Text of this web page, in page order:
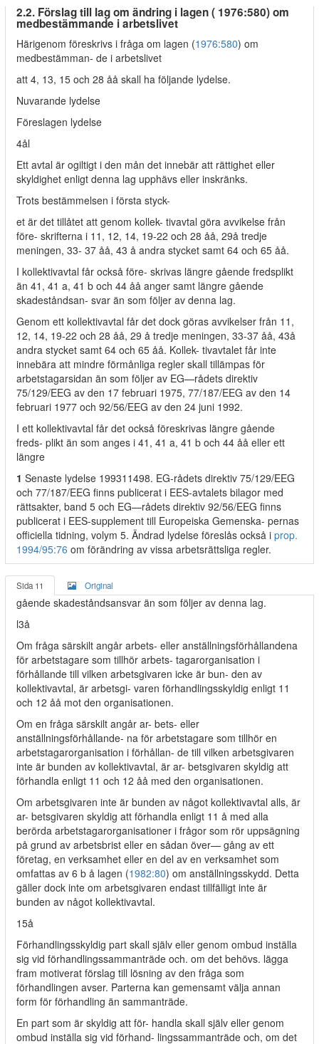
2.2. Förslag till lag om ändring i lagen ( 1976:580) om
medbestämmande i arbetslivet
Härigenom föreskrivs i fråga om lagen (1976:580) om
medbestämman- de i arbetslivet
att 4, 13, 15 och 28 åå skall ha följande lydelse.
Nuvarande lydelse
Föreslagen lydelse
4ål
Ett avtal är ogiltigt i den mån det innebär att rättighet eller
skyldighet enligt denna lag upphävs eller inskränks.
Trots bestämmelsen i första styck-
et är det tillåtet att genom kollek- tivavtal göra avvikelse från
före- skrifterna i 11, 12, 14, 19-22 och 28 åå, 29å tredje
meningen, 33- 37 åå, 43 å andra stycket samt 64 och 65 åå.
I kollektivavtal får också före- skrivas längre gående fredsplikt
än 41, 41 a, 41 b och 44 åå anger samt längre gående
skadeståndsan- svar än som följer av denna lag.
Genom ett kollektivavtal får det dock göras avvikelser från 11,
12, 14, 19-22 och 28 åå, 29 å tredje meningen, 33-37 åå, 43å
andra stycket samt 64 och 65 åå. Kollek- tivavtalet får inte
innebära att mindre förmånliga regler skall tillämpas för
arbetstagarsidan än som följer av EG—rådets direktiv
75/129/EEG av den 17 februari 1975, 77/187/EEG av den 14
februari 1977 och 92/56/EEG av den 24 juni 1992.
I ett kollektivavtal får det också föreskrivas längre gående
freds- plikt än som anges i 41, 41 a, 41 b och 44 åå eller ett
längre
1 Senaste lydelse 199311498. EG-rådets direktiv 75/129/EEG
och 77/187/EEG finns publicerat i EES-avtalets bilagor med
rättsakter, band 5 och EG—rådets direktiv 92/56/EEG finns
publicerat i EES-supplement till Europeiska Gemenska- pernas
officiella tidning, volym 5. Ändrad lydelse föreslås också i prop.
1994/95:76 om förändring av vissa arbetsrättsliga regler.
Sida 11 Original
gående skadeståndsansvar än som följer av denna lag.
l3å
Om fråga särskilt angår arbets- eller anställningsförhållandena
för arbetstagare som tillhör arbets- tagarorganisation i
förhållande till vilken arbetsgivaren icke är bun- den av
kollektivavtal, är arbetsgi- varen förhandlingsskyldig enligt 11
och 12 åå mot den organisationen.
Om en fråga särskilt angår ar- bets- eller
anställningsförhållande- na för arbetstagare som tillhör en
arbetstagarorganisation i förhållan- de till vilken arbetsgivaren
inte är bunden av kollektivavtal, är ar- betsgivaren skyldig att
förhandla enligt 11 och 12 åå med den organisationen.
Om arbetsgivaren inte är bunden av något kollektivavtal alls, är
ar- betsgivaren skyldig att förhandla enligt 11 å med alla
berörda arbetstagarorganisationer i frågor som rör uppsägning
på grund av arbetsbrist eller en sådan över— gång av ett
företag, en verksamhet eller en del av en verksamhet som
omfattas av 6 b å lagen (1982:80) om anställningsskydd. Detta
gäller dock inte om arbetsgivaren endast tillfälligt inte är
bunden av något kollektivavtal.
15å
Förhandlingsskyldig part skall själv eller genom ombud inställa
sig vid förhandlingssammanträde och. om det behövs. lägga
fram motiverat förslag till lösning av den fråga som
förhandlingen avser. Parterna kan gemensamt välja annan
form för förhandling än sammanträde.
En part som är skyldig att för- handla skall själv eller genom
ombud inställa sig vid förhand- lingssammanträde och, om det